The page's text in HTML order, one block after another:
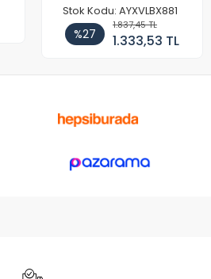
Stok Kodu: AYXVLBX881
%27
1.837,45 TL
1.333,53 TL